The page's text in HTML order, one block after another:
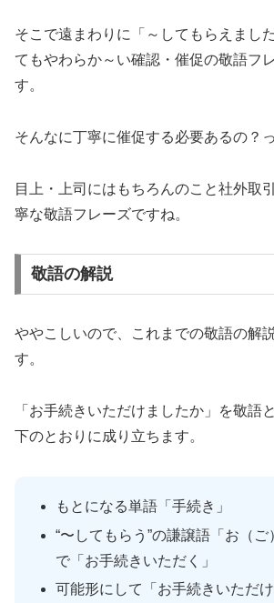
そこで遠まわりに「～してもらえまし
てもやわらか～い確認・催促の敬語フ
す。
そんなに丁寧に催促する必要あるの？
目上・上司にはもちろんのこと社外取
寧な敬語フレーズですね。
敬語の解説
ややこしいので、これまでの敬語の解
す。
「お手続きいただけましたか」を敬語
下のとおりに成り立ちます。
もとになる単語「手続き」
“〜してもらう”の謙譲語「お（ご
で「お手続きいただく」
可能形にして「お手続きいただけ